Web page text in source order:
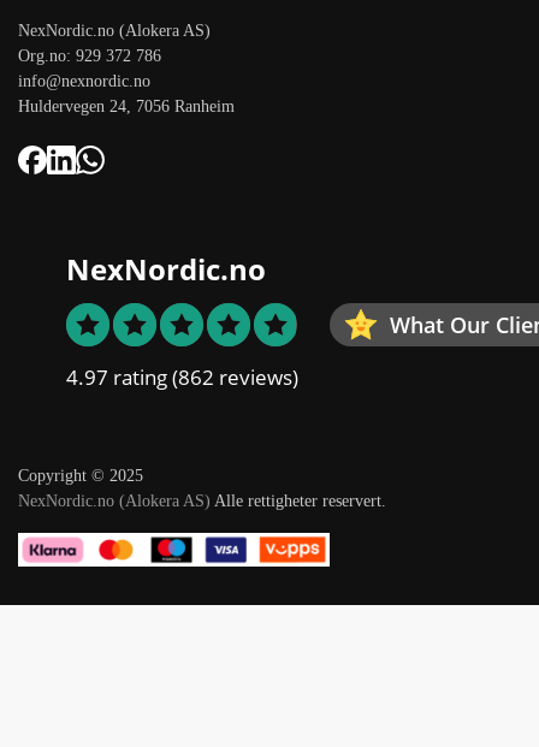
NexNordic.no (Alokera AS)
Org.no: 929 372 786
info@nexnordic.no
Huldervegen 24, 7056 Ranheim
NexNordic.no
What Our
4.97 rating(862 reviews)
Copyright © 2025
NexNordic.no (Alokera AS) Alle rettigheter reservert.